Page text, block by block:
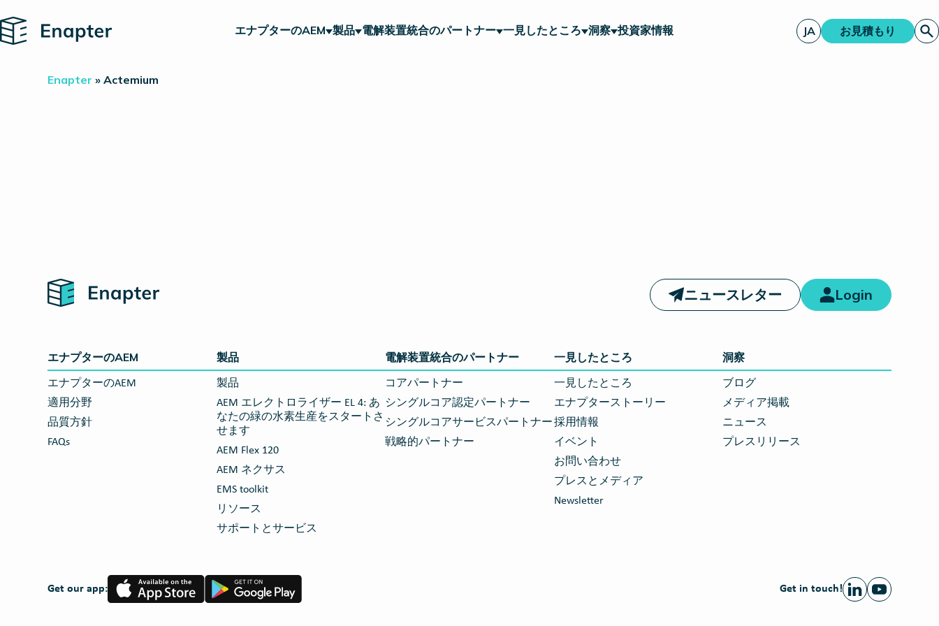
Home エナプターのAEM 製品 電解装置統合のパートナー 一見したところ 洞察 投資家情報 JA お見積もり
Enapter » Actemium
Home
ニュースレター Login
エナプターのAEM
エナプターのAEM
適用分野
品質方針
FAQs
製品
製品
AEM エレクトロライザー EL 4: あ
なたの緑の水素生産をスタートさ
せます
AEM Flex 120
AEM ネクサス
EMS toolkit
リソース
サポートとサービス
電解装置統合のパートナー
コアパートナー
シングルコア認定パートナー
シングルコアサービスパートナー
戦略的パートナー
一見したところ
一見したところ
エナプターストーリー
採用情報
イベント
お問い合わせ
プレスとメディア
Newsletter
洞察
ブログ
メディア掲載
ニュース
プレスリリース
Get our app:
App
Store
Google
Play
Get in touch!